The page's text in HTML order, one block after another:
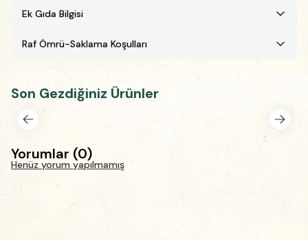
Ek Gıda Bilgisi
Raf Ömrü-Saklama Koşulları
Son Gezdiğiniz Ürünler
Yorumlar (0)
Henüz yorum yapılmamış